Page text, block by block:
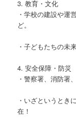
3. 教育・文化
・学校の建設や運
ど。
・子どもたちの未
4. 安全保障・防災
・警察署、消防署
・いざというとき
在！